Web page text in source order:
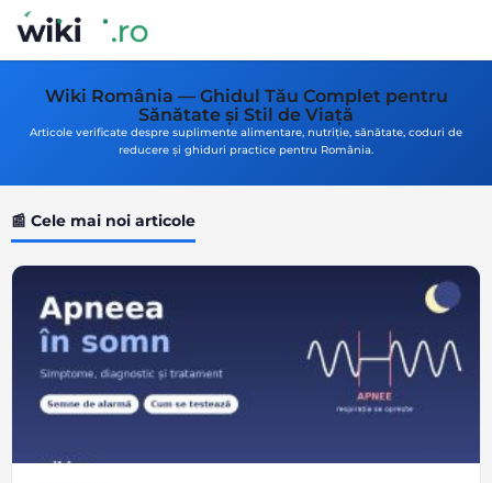
Wiki România — Ghidul Tău Complet pentru
Sănătate și Stil de Viață
Articole verificate despre suplimente alimentare, nutriție, sănătate, coduri de
reducere și ghiduri practice pentru România.
📰 Cele mai noi articole